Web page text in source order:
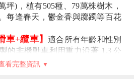
坪)，植有505種、79萬株樹木，
每逢春天，鬱金香與躑躅等百花
車+纜車】 適合所有年齡和性別
的非機動車利用重力沿著 1.3 公
在這裡，您可以欣賞到開闊、不
看完整資訊